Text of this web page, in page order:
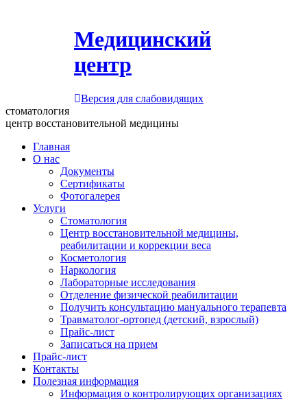
Медицинский
центр
Версия для слабовидящих
стоматология
центр восстановительной медицины
Главная
О нас
Документы
Сертификаты
Фотогалерея
Услуги
Стоматология
Центр восстановительной медицины,
реабилитации и коррекции веса
Косметология
Наркология
Лабораторные исследования
Отделение физической реабилитации
Получить консультацию мануального терапевта
Травматолог-ортопед (детский, взрослый)
Прайс-лист
Записаться на прием
Прайс-лист
Контакты
Полезная информация
Информация о контролирующих организациях